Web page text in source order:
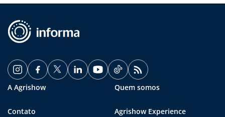
A Agrishow Quem somos
Contato Agrishow Experience